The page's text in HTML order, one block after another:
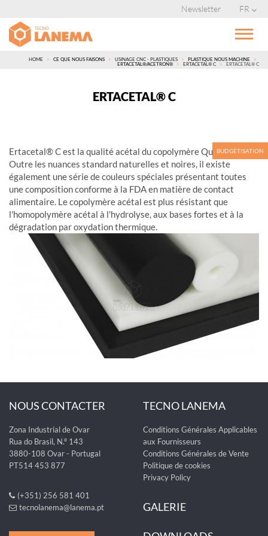
FR
Newsletter
HOME CE QUE NOUS FAISONS USINAGE CNC - PLASTIQUES
PLASTIQUE NOUS MACHINE
ERTACETAL®/ACETRON®
ERTACETAL® C ERTACETAL® C
ERTACETAL® C
Ertacetal® C est la qualité acétal du copolymère Quadrant.
Outre les nuances standard naturelles et noires, il existe
également une série de couleurs spéciales présentant toutes
une composition conforme à la FDA en matière de contact
alimentaire. Le copolymère acétal est plus résistant que
l'homopolymère acétal à l'hydrolyse, aux bases fortes et à la
dégradation par oxydation thermique.
BUDGÉTISATION
NOUS CONTACTER
Zona Industrial de Ovar
Rua do Brasil, N.º 143
3880-108 Ovar - Portugal
PT514 453 877
(+351) 256 581 401
tecnolanema@lanema.pt
TECNO LANEMA
Conditions Générales Applicables
aux Fournisseurs
Conditions Générales de Vente
Politique de cookies
Privacy Policy
GALERIE